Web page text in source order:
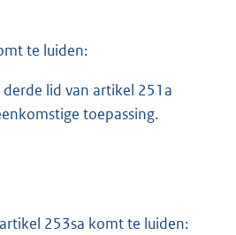
te luiden:
derde lid van artikel 251a
toepassing.
253sa komt te luiden: